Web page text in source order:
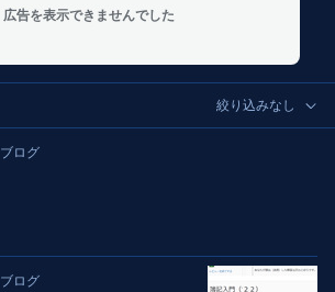
広告を表示できませんでした
絞り込みなし
ブログ
ブログ